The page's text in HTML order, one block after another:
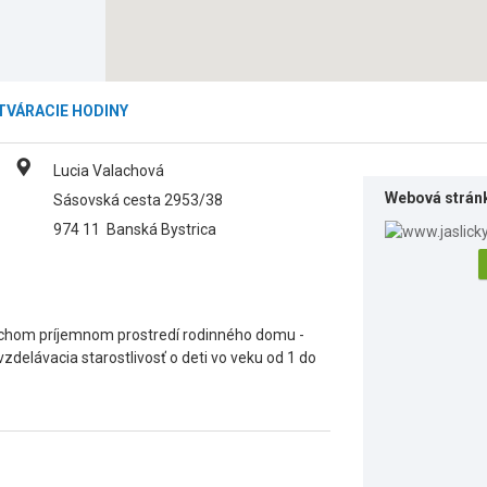
HODINY
Lucia Valachová
Sásovská cesta 2953/38
974 11
Banská Bystrica
príjemnom prostredí rodinného domu -
starostlivosť o deti vo veku od 1 do
Webová